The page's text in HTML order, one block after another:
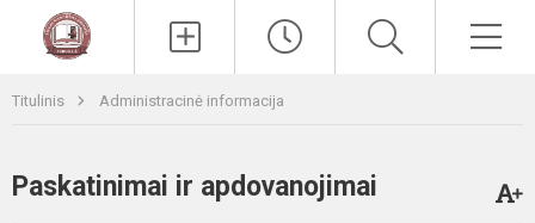
Titulinis Administracinė informacija
Paskatinimai ir apdovanojimai